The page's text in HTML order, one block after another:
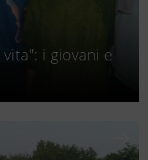
i giovani e